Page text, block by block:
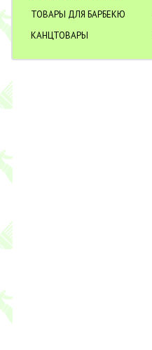
ТОВАРЫ ДЛЯ БАРБЕКЮ
КАНЦТОВАРЫ